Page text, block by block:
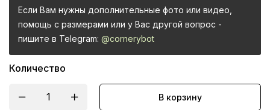
Если Вам нужны дополнительные фото или видео,
помощь с размерами или у Вас другой вопрос -
пишите в Telegram: @cornerybot
Количество
В корзину